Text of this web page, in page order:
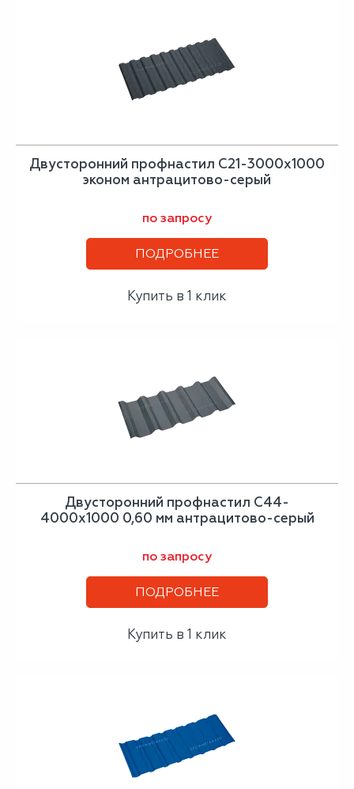
Двусторонний профнастил С21-3000х1000
эконом антрацитово-серый
по запросу
ПОДРОБНЕЕ
Купить в 1 клик
Двусторонний профнастил С44-
4000х1000 0,60 мм антрацитово-серый
по запросу
ПОДРОБНЕЕ
Купить в 1 клик